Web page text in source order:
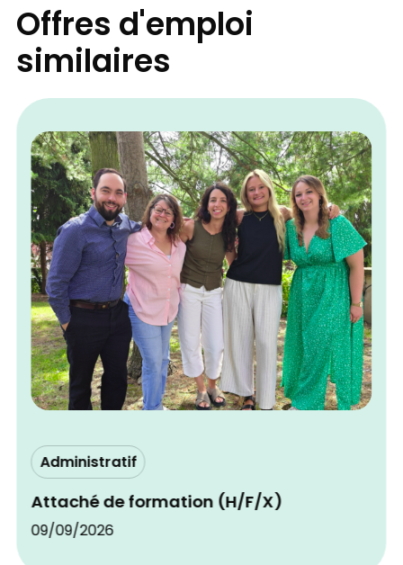
Offres d'emploi
similaires
Administratif
Attaché de formation (H/F/X)
09/09/2026